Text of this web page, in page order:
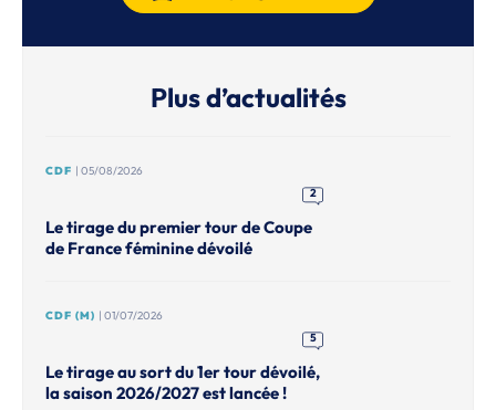
Plus d’actualités
CDF | 05/08/2026
2
Le tirage du premier tour de Coupe
de France féminine dévoilé
CDF (M) | 01/07/2026
5
Le tirage au sort du 1er tour dévoilé,
la saison 2026/2027 est lancée !